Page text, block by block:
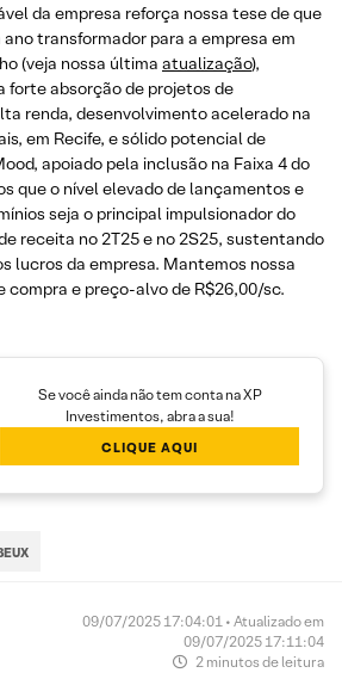
da empresa reforça nossa tese de que
ano transformador para a empresa em
(veja nossa última atualização),
forte absorção de projetos de
renda, desenvolvimento acelerado na
em Recife, e sólido potencial de
apoiado pela inclusão na Faixa 4 do
que o nível elevado de lançamentos e
seja o principal impulsionador do
receita no 2T25 e no 2S25, sustentando
lucros da empresa. Mantemos nossa
compra e preço-alvo de R$26,00/sc.
Se você ainda não tem conta na XP
Investimentos, abra a sua!
CLIQUE AQUI
09/07/2025 17:04:01 • Atualizado em
09/07/2025 17:11:04
2 minutos de leitura